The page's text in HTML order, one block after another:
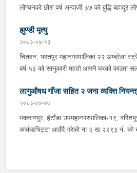
लोप्चनको छोरा वर्ष अन्दाजी ३७ को बुद्धि बहादुर
मिति २०८३।०४।१४ गते सोहि स्थित कुसुमटार
अवस्थामा फेला परेको । यस घटना सम्बन्धमा थप
छ ।
झुण्डी मृत्यु
२०८३-०४-१३
चितवन, भरतपुर महानगरपालिका २२ अम्ब्रेला
बर्ष ५३ को सानुकारी महतो आफ्नै घरको काठमा
सहित थप अनुसन्धान कार्य भइरहेको ।
लागुऔषध गाँजा सहित २ जना व्यक्ति
२०८३-०४-०७
मकवानपुर, हेटौंडा उपमहानगरपालिका-१९,
काकंडभिट्टा आउँदै गरेको ना २ ख.२२९३ नं. को